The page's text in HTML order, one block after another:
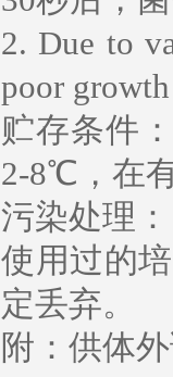
2. Due to
poor
贮存条件
2-8℃，在
污染处理：
使用过的
定丢弃。
附：供体